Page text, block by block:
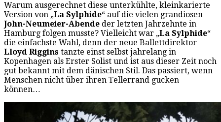
Warum ausgerechnet diese unterkühlte, kleinkarierte
Version von „La Sylphide“ auf die vielen grandiosen
John-Neumeier-Abende der letzten Jahrzehnte in
Hamburg folgen musste? Vielleicht war „La Sylphide“
die einfachste Wahl, denn der neue Ballettdirektor
Lloyd Riggins tanzte einst selbst jahrelang in
Kopenhagen als Erster Solist und ist aus dieser Zeit noch
gut bekannt mit dem dänischen Stil. Das passiert, wenn
Menschen nicht über ihren Tellerrand gucken
können…